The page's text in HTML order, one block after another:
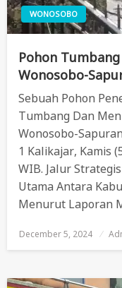
WONOSOBO
Pohon
Wonosobo-
Sebuah Pohon
Tumbang Dan
Wonosobo-
1 Kalikajar, Kamis
WIB. Jalur
Utama Antara
Menurut Laporan
Posted
December 5, 2024